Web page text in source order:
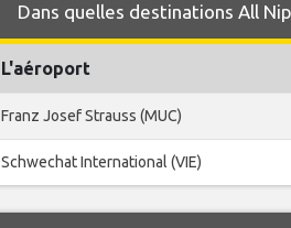
Dans quelles destinations All
L'aéroport
Franz Josef Strauss (MUC)
Schwechat International (VIE)